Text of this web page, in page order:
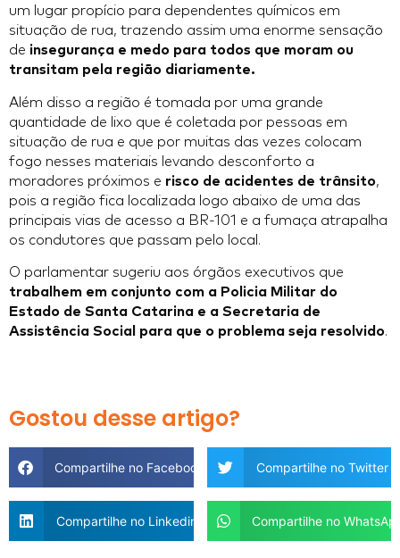
um lugar propício para dependentes químicos em
situação de rua, trazendo assim uma enorme sensação
de insegurança e medo para todos que moram ou
transitam pela região diariamente.
Além disso a região é tomada por uma grande
quantidade de lixo que é coletada por pessoas em
situação de rua e que por muitas das vezes colocam
fogo nesses materiais levando desconforto a
moradores próximos e risco de acidentes de trânsito,
pois a região fica localizada logo abaixo de uma das
principais vias de acesso a BR-101 e a fumaça atrapalha
os condutores que passam pelo local.
O parlamentar sugeriu aos órgãos executivos que
trabalhem em conjunto com a Policia Militar do
Estado de Santa Catarina e a Secretaria de
Assistência Social para que o problema seja resolvido.
Gostou desse artigo?
Compartilhe no Facebook Compartilhe no Twitter
Compartilhe no Linkedin Compartilhe no